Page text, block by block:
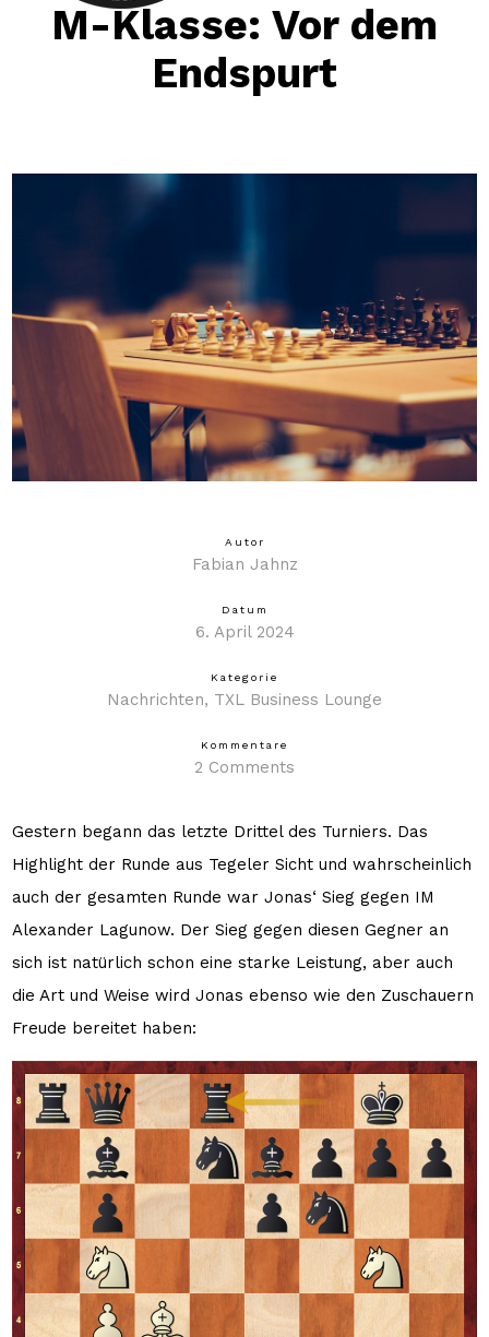
M-Klasse: Vor dem
Endspurt
Autor
Fabian Jahnz
Datum
6. April 2024
Kategorie
Nachrichten TXL Business Lounge
Kommentare
2 Comments
Gestern begann das letzte Drittel des Turniers. Das
Highlight der Runde aus Tegeler Sicht und wahrscheinlich
auch der gesamten Runde war Jonas‘ Sieg gegen IM
Alexander Lagunow. Der Sieg gegen diesen Gegner an
sich ist natürlich schon eine starke Leistung, aber auch
die Art und Weise wird Jonas ebenso wie den Zuschauern
Freude bereitet haben: